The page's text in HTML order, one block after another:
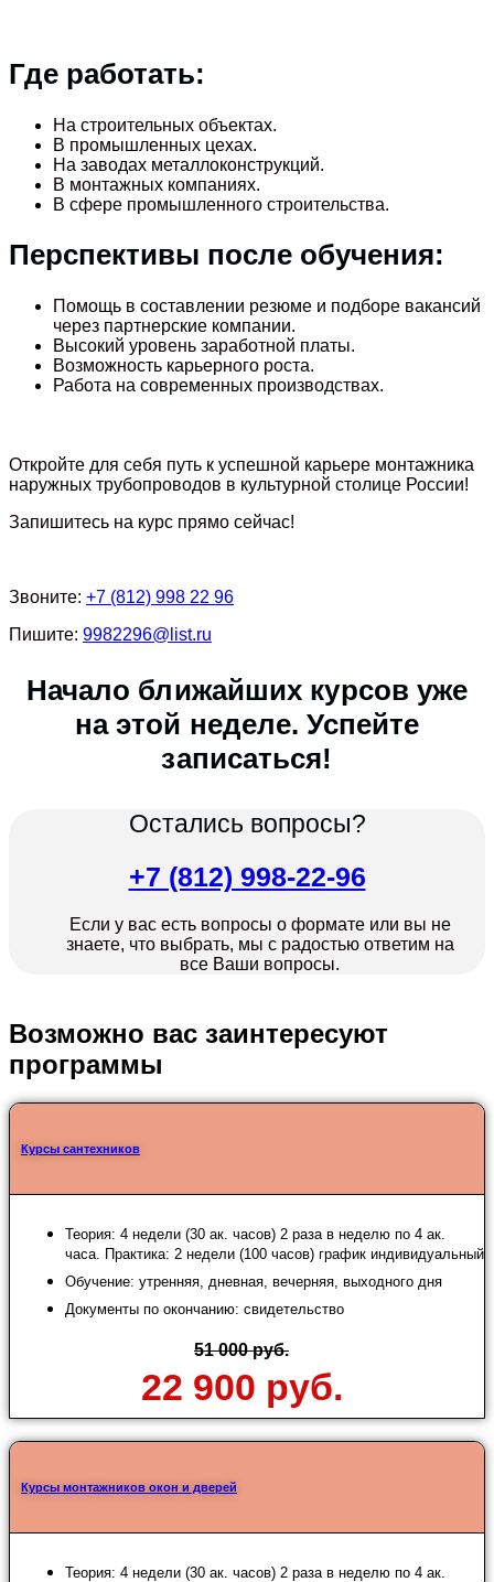
Где работать:
На строительных объектах.
В промышленных цехах.
На заводах металлоконструкций.
В монтажных компаниях.
В сфере промышленного строительства.
Перспективы после обучения:
Помощь в составлении резюме и подборе вакансий
через партнерские компании.
Высокий уровень заработной платы.
Возможность карьерного роста.
Работа на современных производствах.
Откройте для себя путь к успешной карьере монтажника
наружных трубопроводов в культурной столице России!
Запишитесь на курс прямо сейчас!
Звоните: +7 (812) 998 22 96
Пишите: 9982296@list.ru
Начало ближайших курсов уже
на этой неделе. Успейте
записаться!
Остались вопросы?
+7 (812) 998-22-96
Если у вас есть вопросы о формате или вы не
знаете, что выбрать, мы с радостью ответим на
все Ваши вопросы.
Возможно вас заинтересуют
программы
Курсы сантехников
Теория: 4 недели (30 ак. часов) 2 раза в неделю по 4 ак.
часа. Практика: 2 недели (100 часов) график индивидуальный
Обучение: утренняя, дневная, вечерняя, выходного дня
Документы по окончанию: свидетельство
51 000 руб.
22 900 руб.
Курсы монтажников окон и дверей
Теория: 4 недели (30 ак. часов) 2 раза в неделю по 4 ак.